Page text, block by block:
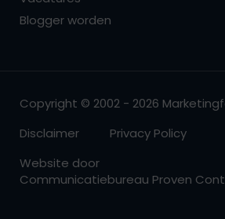
Blogger worden
Copyright © 2002 - 2026
Disclaimer
Privacy Policy
Website door
Communicatiebureau Proven